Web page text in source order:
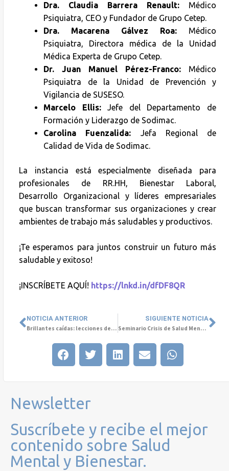
Dra. Claudia Barrera Renault: Médico
Psiquiatra, CEO y Fundador de Grupo Cetep.
Dra. Macarena Gálvez Roa: Médico
Psiquiatra, Directora médica de la Unidad
Médica Experta de Grupo Cetep.
Dr. Juan Manuel Pérez-Franco: Médico
Psiquiatra de la Unidad de Prevención y
Vigilancia de SUSESO.
Marcelo Ellis:Jefe del Departamento de
Formación y Liderazgo de Sodimac.
Carolina Fuenzalida: Jefa Regional de
Calidad de Vida de Sodimac.
La instancia está especialmente diseñada para
profesionales de RR.HH, Bienestar Laboral,
Desarrollo Organizacional y líderes empresariales
que buscan transformar sus organizaciones y crear
ambientes de trabajo más saludables y productivos.
¡Te esperamos para juntos construir un futuro más
saludable y exitoso!
¡INSCRÍBETE AQUÍ! https://lnkd.in/dfDF8QR
NOTICIA ANTERIOR
Brillantes caídas: lecciones de vidas que nos recuerdan la importancia de la Salud Mental
SIGUIENTE NOTICIA
Seminario Crisis de Salud Mental en las Empresas: La importancia de invertir en bienestar de nuestros colaboradores
Newsletter
Suscríbete y recibe el mejor
contenido sobre Salud
Mental y Bienestar.